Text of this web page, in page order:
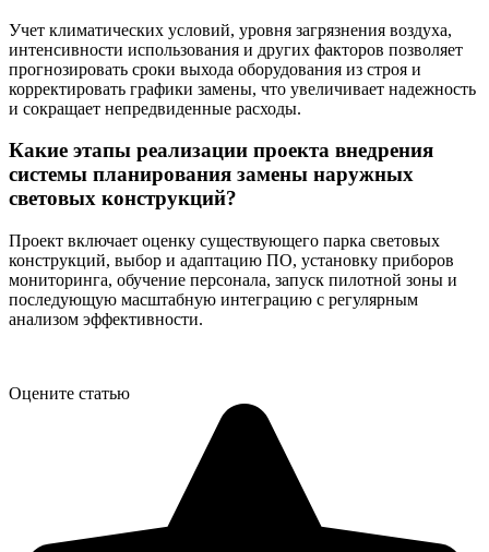
Учет климатических условий, уровня загрязнения воздуха,
интенсивности использования и других факторов позволяет
прогнозировать сроки выхода оборудования из строя и
корректировать графики замены, что увеличивает надежность
и сокращает непредвиденные расходы.
Какие этапы реализации проекта внедрения
системы планирования замены наружных
световых конструкций?
Проект включает оценку существующего парка световых
конструкций, выбор и адаптацию ПО, установку приборов
мониторинга, обучение персонала, запуск пилотной зоны и
последующую масштабную интеграцию с регулярным
анализом эффективности.
Оцените статью